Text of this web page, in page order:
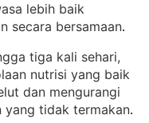
lebih baik
secara bersamaan.
tiga kali sehari,
nutrisi yang baik
dan mengurangi
yang tidak termakan.